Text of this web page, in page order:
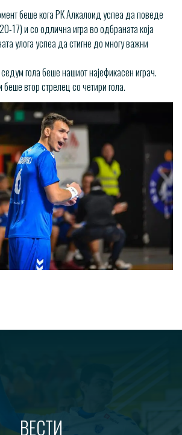
беше кога РК Алкалоид успеа да поведе
17) и со одлична игра во одбраната која
улога успеа да стигне до многу важни
гола беше нашиот најефикасен играч.
втор стрелец со четири гола.
ВЕСТИ